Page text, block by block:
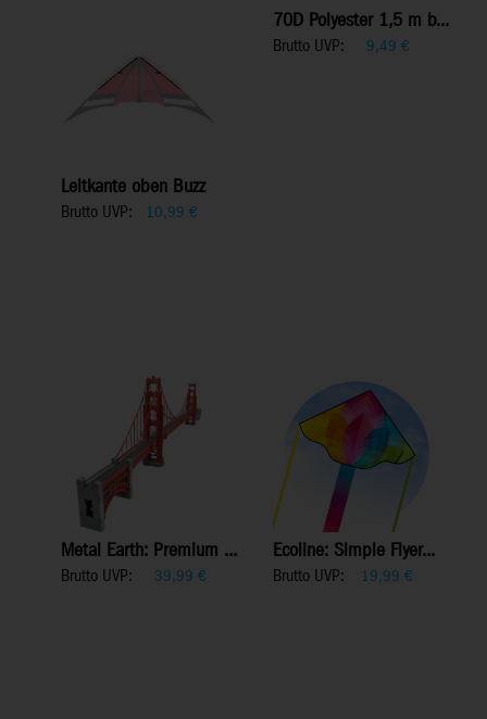
Leitkante oben Buzz
Brutto UVP: 10,99 €
70D Polyester 1,5 m b...
Brutto UVP: 9,49 €
Metal Earth: Premium ...
Brutto UVP: 39,99 €
Ecoline: Simple Flyer...
Brutto UVP: 19,99 €